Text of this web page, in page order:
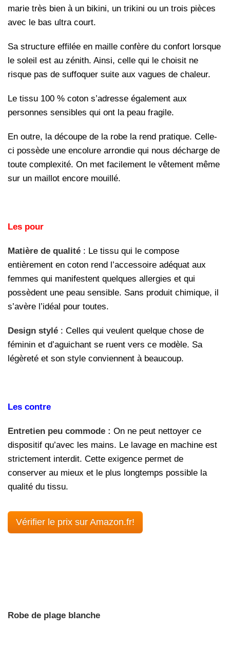
marie très bien à un bikini, un trikini ou un trois pièces
avec le bas ultra court.
Sa structure effilée en maille confère du confort lorsque
le soleil est au zénith. Ainsi, celle qui le choisit ne
risque pas de suffoquer suite aux vagues de chaleur.
Le tissu 100 % coton s’adresse également aux
personnes sensibles qui ont la peau fragile.
En outre, la découpe de la robe la rend pratique. Celle-
ci possède une encolure arrondie qui nous décharge de
toute complexité. On met facilement le vêtement même
sur un maillot encore mouillé.
Les pour
Matière de qualité : Le tissu qui le compose
entièrement en coton rend l’accessoire adéquat aux
femmes qui manifestent quelques allergies et qui
possèdent une peau sensible. Sans produit chimique, il
s’avère l’idéal pour toutes.
Design stylé : Celles qui veulent quelque chose de
féminin et d’aguichant se ruent vers ce modèle. Sa
légèreté et son style conviennent à beaucoup.
Les contre
Entretien peu commode : On ne peut nettoyer ce
dispositif qu’avec les mains. Le lavage en machine est
strictement interdit. Cette exigence permet de
conserver au mieux et le plus longtemps possible la
qualité du tissu.
Vérifier le prix sur Amazon.fr!
Robe de plage blanche